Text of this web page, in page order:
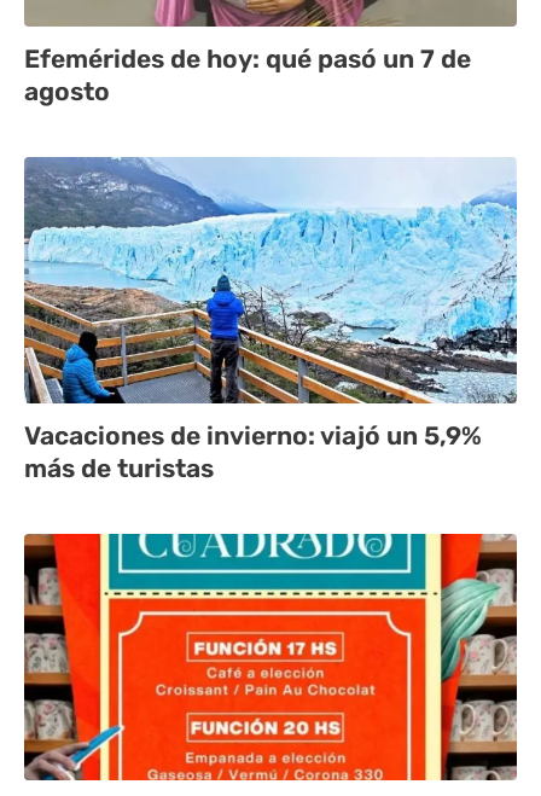
Efemérides de hoy: qué pasó un 7 de
agosto
Vacaciones de invierno: viajó un 5,9%
más de turistas